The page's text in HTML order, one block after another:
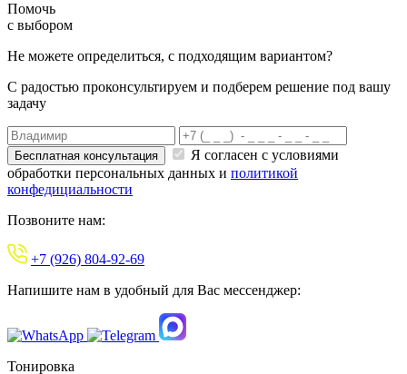
Помочь
с выбором
Не можете определиться, с подходящим вариантом?
С радостью проконсультируем и подберем решение под вашу
задачу
Я согласен с условиями
обработки персональных данных и политикой
конфедициальности
Позвоните нам:
+7 (926) 804-92-69
Напишите нам в удобный для Вас мессенджер:
Тонировка